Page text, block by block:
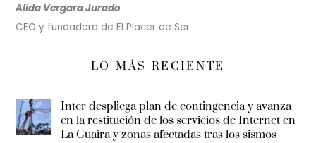
Alida Vergara Jurado
CEO y fundadora de El Placer de Ser
LO MÁS RECIENTE
Inter despliega plan de contingencia y avanza
en la restitución de los servicios de Internet en
La Guaira y zonas afectadas tras los sismos